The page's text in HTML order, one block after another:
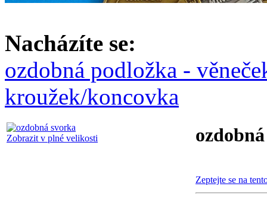
Nacházíte se:
ozdobná podložka -
kroužek/koncovka
Zobrazit v plné velikosti
Zeptejte se na